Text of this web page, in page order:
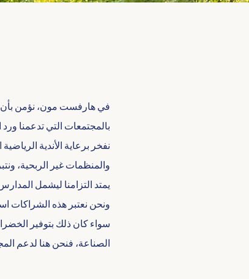
في هارفست مون، نؤمن بأن
بالمجتمعات التي تدعمنا ورد
نفخر برعاية الأندية
والمنظمات غير الربحية،
يمتد التزامنا ليشمل
ونحن نعتبر هذه الشراكات
سواء كان ذلك بتوفير
الصناعة، فنحن هنا لدعم